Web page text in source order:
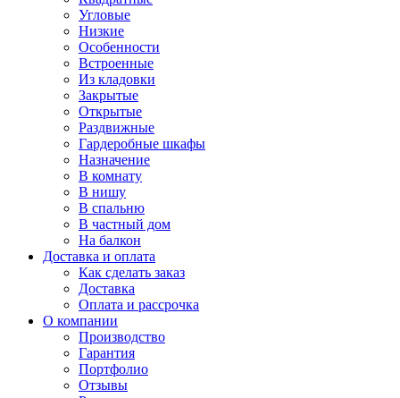
Угловые
Низкие
Особенности
Встроенные
Из кладовки
Закрытые
Открытые
Раздвижные
Гардеробные шкафы
Назначение
В комнату
В нишу
В спальню
В частный дом
На балкон
Доставка и оплата
Как сделать заказ
Доставка
Оплата и рассрочка
О компании
Производство
Гарантия
Портфолио
Отзывы